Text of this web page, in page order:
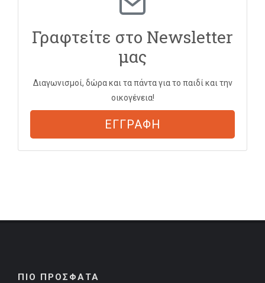
Γραφτείτε στο Newsletter
μας
Διαγωνισμοί, δώρα και τα πάντα για το παιδί και την
οικογένεια!
ΕΓΓΡΑΦΗ
ΠΙΟ ΠΡΟΣΦΑΤΑ